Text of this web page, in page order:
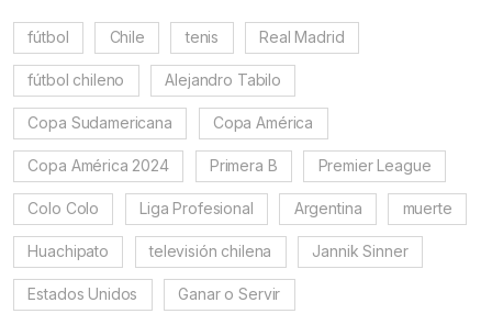
fútbol Chile tenis Real Madrid
fútbol chileno Alejandro Tabilo
Copa Sudamericana Copa América
Copa América 2024 Primera B Premier League
Colo Colo Liga Profesional Argentina muerte
Huachipato televisión chilena Jannik Sinner
Estados Unidos Ganar o Servir